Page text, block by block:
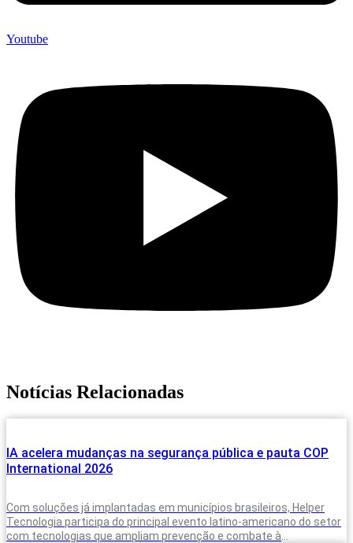
Youtube
Notícias Relacionadas
IA acelera mudanças na segurança pública e pauta COP
International 2026
Com soluções já implantadas em municípios brasileiros, Helper
Tecnologia participa do principal evento latino-americano do setor
com tecnologias que ampliam prevenção e combate à